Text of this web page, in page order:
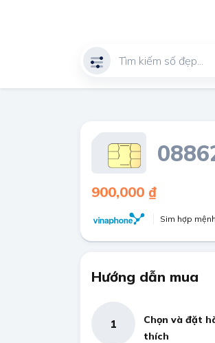
900,000 ₫
Sim hợp
Hướng dẫn mua
1
Chọn và đặt
thích